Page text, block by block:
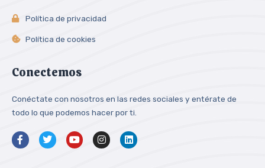
Política de privacidad
Política de cookies
Conectemos
Conéctate con nosotros en las redes sociales y entérate de
todo lo que podemos hacer por ti.